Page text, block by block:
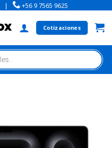
| +56 9 7565 9625
Cotizaciones